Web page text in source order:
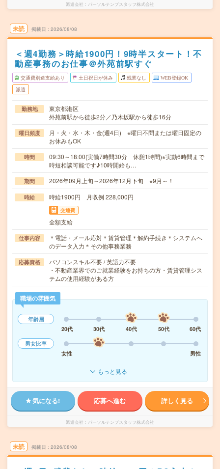
派遣会社 パーソルテンプスタッフ株式会社
未読 掲載日 2026/08/08
＜週4勤務＞時給1900円！9時半スタート！不
動産事務のお仕事＠外苑前駅すぐ
交通費別途支給あり 土日祝日が休み 残業なし WEB登録OK
派遣
勤務地
東京都港区
外苑前駅から徒歩2分／乃木坂駅から徒歩16分
曜日頻度
月・火・水・木・金(週4日) ※曜日不問または曜日固定の
お休みもOK
時間
09:30～18:00(実働7時間30分 休憩1時間)※実動6時間まで
時短相談可能です♪10時開始も…
期間 2026年09月上旬～2026年12月下旬 ※9月～！
時給 時給1900円 月収例 228,000円
交通費
全額支給
仕事内容
＊電話・メール応対＊賃貸管理＊解約手続き＊システムへ
のデータ入力＊その他事務業務
応募資格
パソコンスキル不要 / 英語力不要
・不動産業界でのご就業経験をお持ちの方・賃貸管理シス
テムの使用経験がある方
職場の雰囲気
年齢層
20代
30代 40代 50代
60代
男女比率
女性
男性
もっと見る
気になる! 応募へ進む 詳しく見る
派遣会社 パーソルテンプスタッフ株式会社
未読 掲載日 2026/08/08